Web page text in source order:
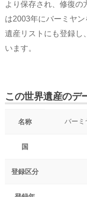
より保存され、修復の
は2003年にバーミヤ
遺産リストにも登録し
います。
この世界遺産のデ
名称 バーミ
国
登録区分